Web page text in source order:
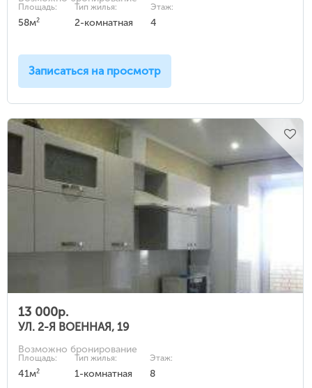
Площадь:
58м2
Тип жилья:
2-комнатная
Этаж:
4
Записаться на просмотр
13 000р.
УЛ. 2-Я ВОЕННАЯ, 19
Возможно бронирование
Площадь:
41м2
Тип жилья:
1-комнатная
Этаж:
8